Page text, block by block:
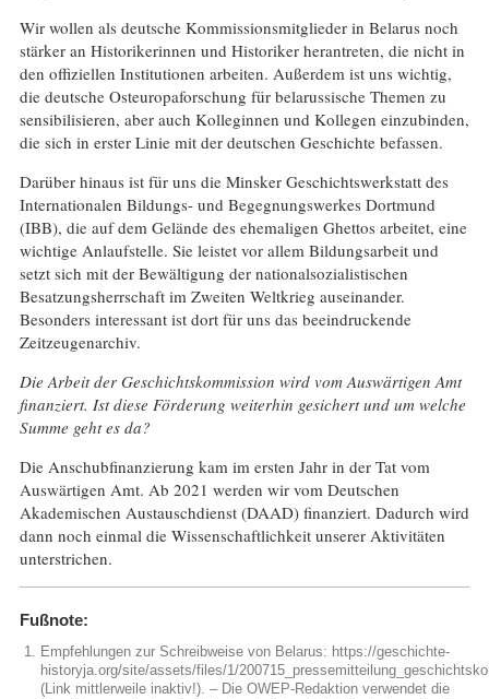
Wir wollen als deutsche Kommissionsmitglieder in Belarus noch
stärker an Historikerinnen und Historiker herantreten, die nicht in
den offiziellen Institutionen arbeiten. Außerdem ist uns wichtig,
die deutsche Osteuropaforschung für belarussische Themen zu
sensibilisieren, aber auch Kolleginnen und Kollegen einzubinden,
die sich in erster Linie mit der deutschen Geschichte befassen.
Darüber hinaus ist für uns die Minsker Geschichtswerkstatt des
Internationalen Bildungs- und Begegnungswerkes Dortmund
(IBB), die auf dem Gelände des ehemaligen Ghettos arbeitet, eine
wichtige Anlaufstelle. Sie leistet vor allem Bildungsarbeit und
setzt sich mit der Bewältigung der nationalsozialistischen
Besatzungsherrschaft im Zweiten Weltkrieg auseinander.
Besonders interessant ist dort für uns das beeindruckende
Zeitzeugenarchiv.
Die Arbeit der Geschichtskommission wird vom Auswärtigen Amt
finanziert. Ist diese Förderung weiterhin gesichert und um welche
Summe geht es da?
Die Anschubfinanzierung kam im ersten Jahr in der Tat vom
Auswärtigen Amt. Ab 2021 werden wir vom Deutschen
Akademischen Austauschdienst (DAAD) finanziert. Dadurch wird
dann noch einmal die Wissenschaftlichkeit unserer Aktivitäten
unterstrichen.
Fußnote:
Empfehlungen zur Schreibweise von Belarus: https://geschichte-
historyja.org/site/assets/files/1/
(Link mittlerweile inaktiv!). – Die OWEP-Redaktion verwendet die